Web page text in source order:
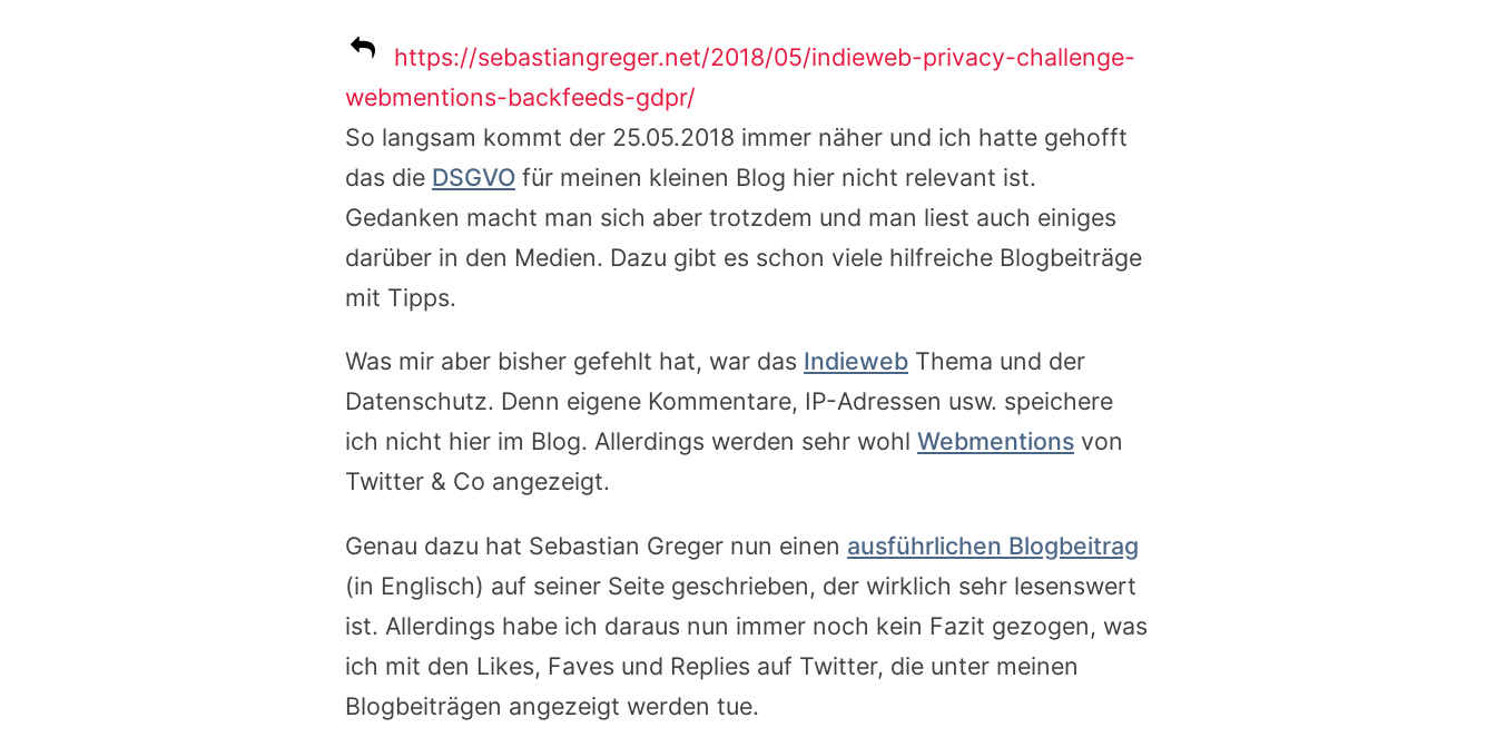
https://sebastiangreger.net/2018/05/indieweb-privacy-challenge-
webmentions-backfeeds-gdpr/
So langsam kommt der 25.05.2018 immer näher und ich hatte gehofft
das die DSGVO für meinen kleinen Blog hier nicht relevant ist.
Gedanken macht man sich aber trotzdem und man liest auch einiges
darüber in den Medien. Dazu gibt es schon viele hilfreiche Blogbeiträge
mit Tipps.
Was mir aber bisher gefehlt hat, war das Indieweb Thema und der
Datenschutz. Denn eigene Kommentare, IP-Adressen usw. speichere
ich nicht hier im Blog. Allerdings werden sehr wohl Webmentions von
Twitter & Co angezeigt.
Genau dazu hat Sebastian Greger nun einen ausführlichen Blogbeitrag
(in Englisch) auf seiner Seite geschrieben, der wirklich sehr lesenswert
ist. Allerdings habe ich daraus nun immer noch kein Fazit gezogen, was
ich mit den Likes, Faves und Replies auf Twitter, die unter meinen
Blogbeiträgen angezeigt werden tue.